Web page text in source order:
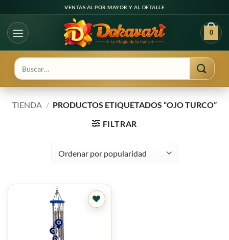
contenido
VENTAS AL POR MAYOR Y AL DETALLE
0
Buscar
por:
TIENDA / PRODUCTOS ETIQUETADOS “OJO TURCO”
FILTRAR
Agregar